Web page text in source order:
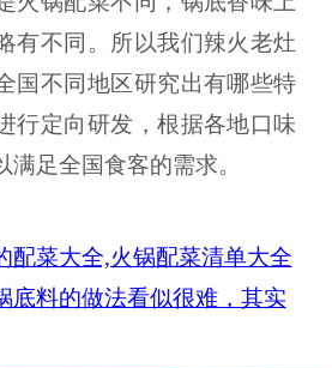
有不同。所以我们辣火老灶
国不同地区研究出有哪些特
行定向研发，根据各地口味
足全国食客的需求。
配菜大全,火锅配菜清单大全
底料的做法看似很难，其实